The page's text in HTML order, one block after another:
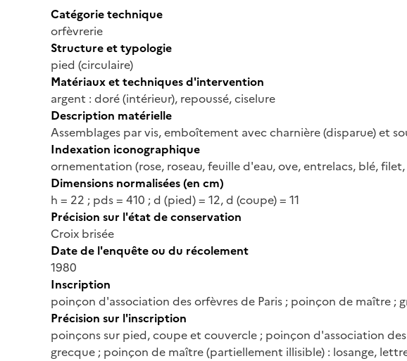
Catégorie technique
orfèvrerie
Structure et typologie
pied (circulaire)
Matériaux et techniques d'intervention
argent : doré (intérieur), repoussé, ciselure
Description matérielle
Assemblages par vis, emboîtement avec charnière (disparue) et
Indexation iconographique
ornementation (rose, roseau, feuille d'eau, ove, entrelacs, blé,
Dimensions normalisées (en cm)
h = 22 ; pds = 410 ; d (pied) = 12, d (coupe) = 11
Précision sur l'état de conservation
Croix brisée
Date de l'enquête ou du récolement
1980
Inscription
poinçon d'association des orfèvres de Paris ; poinçon de maître ;
Précision sur l'inscription
poinçons sur pied, coupe et couvercle ; poinçon d'association
grecque ; poinçon de maître (partiellement illisible) : losange,